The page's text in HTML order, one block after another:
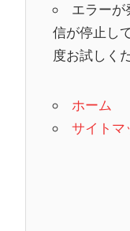
エラーが
信が停止し
度お試しく
ホーム
サイトマ